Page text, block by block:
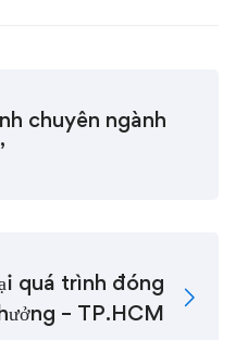
chuyên ngành
quá trình đóng
– TP.HCM